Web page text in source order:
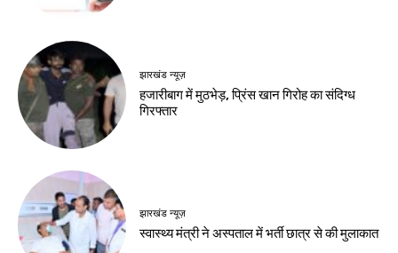
देश-विदेश
रूस से तेल खरीदने वाले
देशों पर अमेरिकी दबाव
बढ़ा
Birsa Bhumi Live
नवीनतम लेख